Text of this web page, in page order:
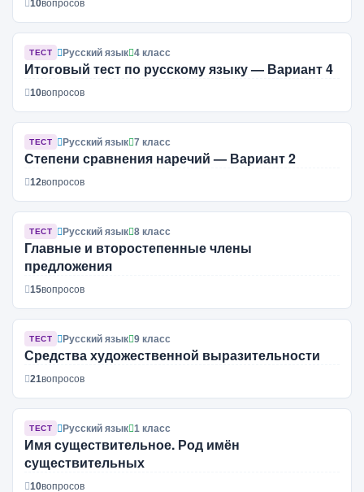
10вопросов
ТЕСТ Русский язык 4 класс
Итоговый тест по русскому языку — Вариант 4
10вопросов
ТЕСТ Русский язык 7 класс
Степени сравнения наречий — Вариант 2
12вопросов
ТЕСТ Русский язык 8 класс
Главные и второстепенные члены
предложения
15вопросов
ТЕСТ Русский язык 9 класс
Средства художественной выразительности
21вопросов
ТЕСТ Русский язык 1 класс
Имя существительное. Род имён
существительных
10вопросов